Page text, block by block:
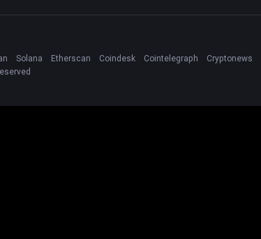
Solana Etherscan Coindesk Cointelegraph Cryptonews